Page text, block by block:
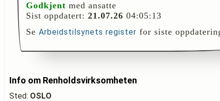
Godkjent med ansatte
Sist oppdatert: 21.07.26 04:05:13
Se Arbeidstilsynets register for siste
Info om Renholdsvirksomheten
Sted: OSLO